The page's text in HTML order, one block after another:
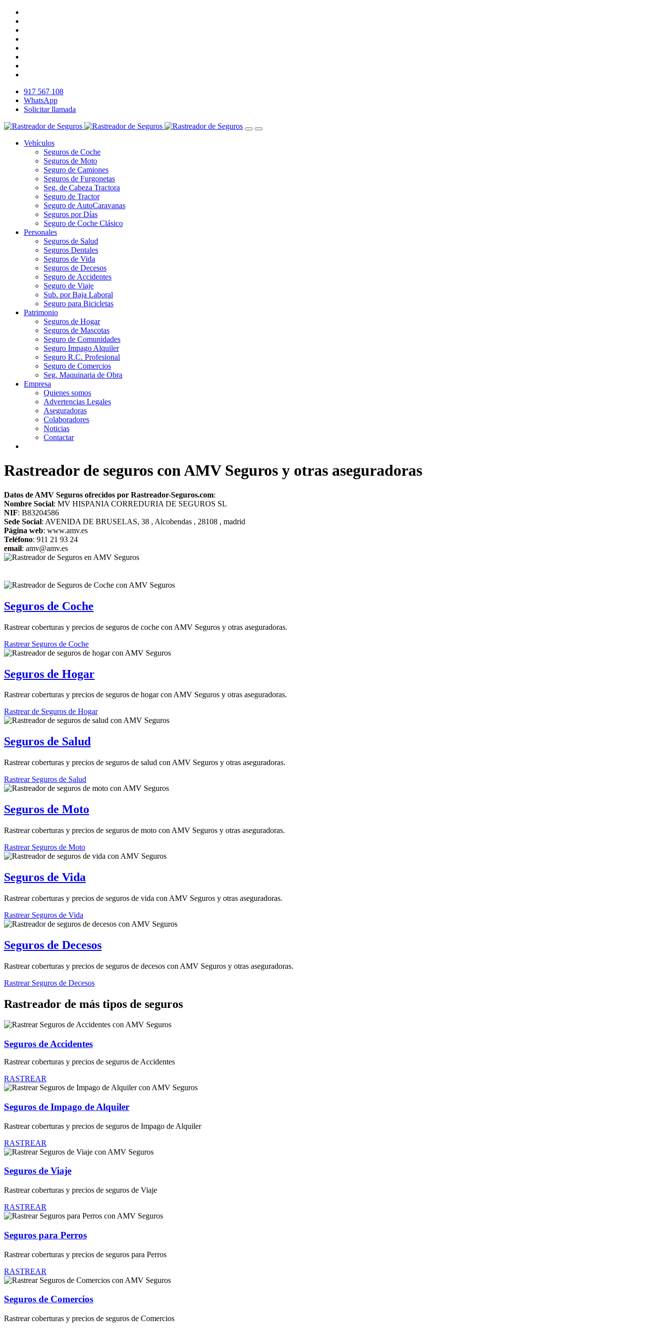
917 567 108
WhatsApp
Solicitar llamada
Vehículos
Seguros de Coche
Seguros de Moto
Seguro de Camiones
Seguros de Furgonetas
Seg. de Cabeza Tractora
Seguro de Tractor
Seguro de AutoCaravanas
Seguros por Días
Seguro de Coche Clásico
Personales
Seguros de Salud
Seguros Dentales
Seguros de Vida
Seguros de Decesos
Seguro de Accidentes
Seguro de Viaje
Sub. por Baja Laboral
Seguro para Bicicletas
Patrimonio
Seguros de Hogar
Seguros de Mascotas
Seguro de Comunidades
Seguro Impago Alquiler
Seguro R.C. Profesional
Seguro de Comercios
Seg. Maquinaria de Obra
Empresa
Quienes somos
Advertencias Legales
Aseguradoras
Colaboradores
Noticias
Contactar
Rastreador de seguros con AMV Seguros y otras aseguradoras
Datos de AMV Seguros ofrecidos por Rastreador-Seguros.com:
Nombre Social: MV HISPANIA CORREDURIA DE SEGUROS SL
NIF: B83204586
Sede Social: AVENIDA DE BRUSELAS, 38 , Alcobendas , 28108 , madrid
Página web: www.amv.es
Teléfono: 911 21 93 24
email: amv@amv.es
Seguros de Coche
Rastrear coberturas y precios de seguros de coche con AMV Seguros y otras aseguradoras.
Rastrear Seguros de Coche
Seguros de Hogar
Rastrear coberturas y precios de seguros de hogar con AMV Seguros y otras aseguradoras.
Rastrear de Seguros de Hogar
Seguros de Salud
Rastrear coberturas y precios de seguros de salud con AMV Seguros y otras aseguradoras.
Rastrear Seguros de Salud
Seguros de Moto
Rastrear coberturas y precios de seguros de moto con AMV Seguros y otras aseguradoras.
Rastrear Seguros de Moto
Seguros de Vida
Rastrear coberturas y precios de seguros de vida con AMV Seguros y otras aseguradoras.
Rastrear Seguros de Vida
Seguros de Decesos
Rastrear coberturas y precios de seguros de decesos con AMV Seguros y otras aseguradoras.
Rastrear Seguros de Decesos
Rastreador de más tipos de seguros
Seguros de Accidentes
Rastrear coberturas y precios de seguros de Accidentes
RASTREAR
Seguros de Impago de Alquiler
Rastrear coberturas y precios de seguros de Impago de Alquiler
RASTREAR
Seguros de Viaje
Rastrear coberturas y precios de seguros de Viaje
RASTREAR
Seguros para Perros
Rastrear coberturas y precios de seguros para Perros
RASTREAR
Seguros de Comercios
Rastrear coberturas y precios de seguros de Comercios